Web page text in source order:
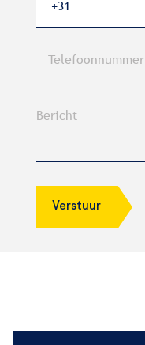
Verstuur